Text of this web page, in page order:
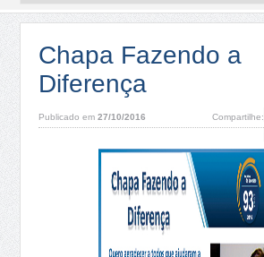
Chapa Fazendo a
Diferença
Publicado em27/10/2016 Compartilhe: